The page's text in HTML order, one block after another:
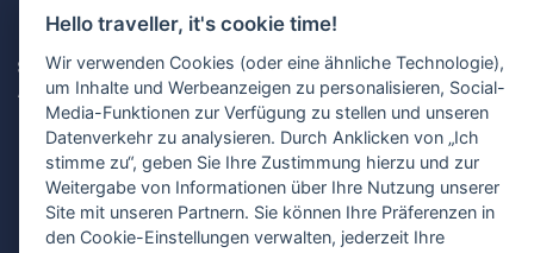
Hello traveller, it's cookie time!
Wir verwenden Cookies (oder eine ähnliche Technologie),
um Inhalte und Werbeanzeigen zu personalisieren, Social-
Media-Funktionen zur Verfügung zu stellen und unseren
Datenverkehr zu analysieren. Durch Anklicken von „Ich
stimme zu“, geben Sie Ihre Zustimmung hierzu und zur
Weitergabe von Informationen über Ihre Nutzung unserer
Site mit unseren Partnern. Sie können Ihre Präferenzen in
den Cookie-Einstellungen verwalten, jederzeit Ihre
Betriebs-
Serviceflüssigkeiten
Additive
Fette
Schraubenschlüssel
und
Schraubenschlüsselsätze
Zusätzliche
Werkzeuge
für
Werkstätten
Öle für
Getriebeöle
Impressum AGB